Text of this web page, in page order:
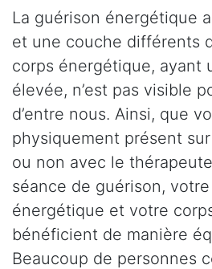
La guérison énergétique
et une couche différents
corps énergétique, ayant
élevée, n’est pas visible
d’entre nous. Ainsi, que
physiquement présent
ou non avec le
séance de guérison,
énergétique et votre
bénéficient de manière
Beaucoup de personnes